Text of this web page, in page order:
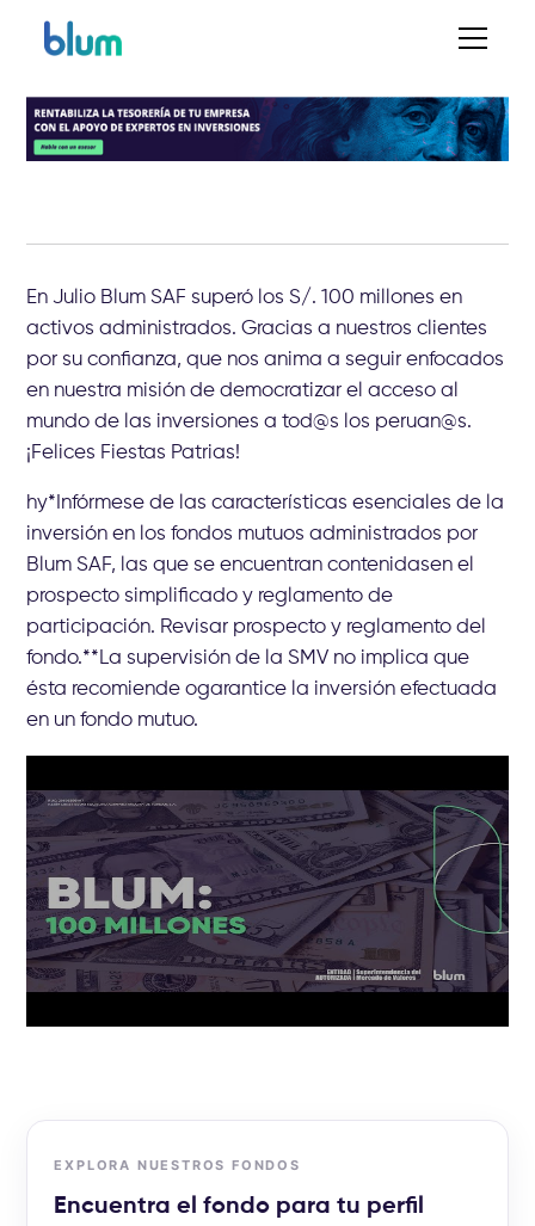
En Julio Blum SAF superó los S/. 100 millones en
activos administrados. Gracias a nuestros clientes
por su confianza, que nos anima a seguir enfocados
en nuestra misión de democratizar el acceso al
mundo de las inversiones a tod@s los peruan@s.
¡Felices Fiestas Patrias!
hy*Infórmese de las características esenciales de la
inversión en los fondos mutuos administrados por
Blum SAF, las que se encuentran contenidasen el
prospecto simplificado y reglamento de
participación. Revisar prospecto y reglamento del
fondo.**La supervisión de la SMV no implica que
ésta recomiende ogarantice la inversión efectuada
en un fondo mutuo.
EXPLORA NUESTROS FONDOS
Encuentra el fondo para tu perfil